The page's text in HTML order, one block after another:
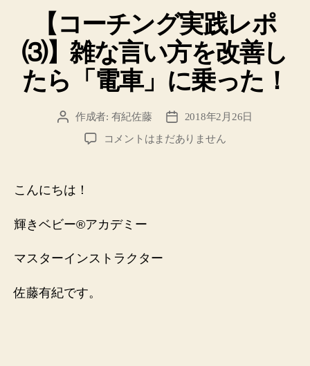
ゴ
リ
ー
【コーチング実践レポ
⑶】雑な言い方を改善し
たら「電車」に乗った！
投
作成者: 有紀佐藤
投
稿
2018年2月26日
【コ
践
ポ
コメントはまだありません
こんにちは！
輝きベビー®️アカデミー
マスターインストラクター
佐藤有紀です。